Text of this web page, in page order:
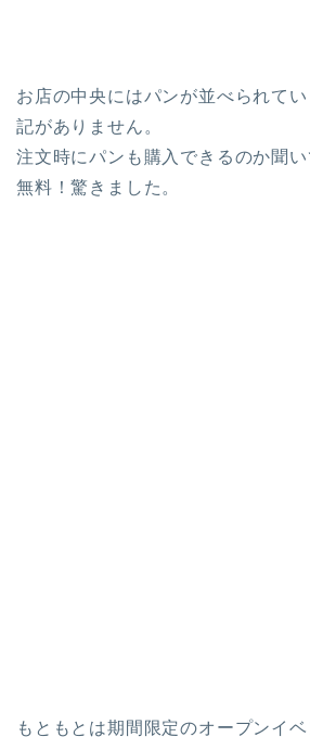
お店の中央にはパンが並べられて
記がありません。
注文時にパンも購入できるのか聞
無料！驚きました。
もともとは期間限定のオープンイ